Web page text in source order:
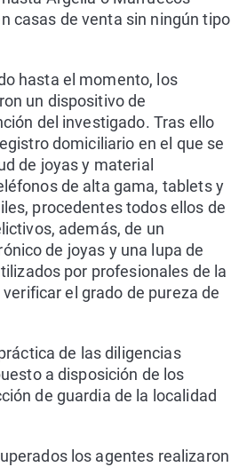
casas de venta sin ningún tipo
hasta el momento, los
un dispositivo de
del investigado. Tras ello
domiciliario en el que se
de joyas y material
de alta gama, tablets y
procedentes todos ellos de
además, de un
de joyas y una lupa de
por profesionales de la
el grado de pureza de
de las diligencias
a disposición de los
de guardia de la localidad
los agentes realizaron